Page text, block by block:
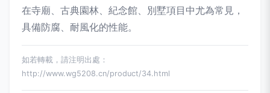
在寺廟、古典園林、紀念館、別墅項目中尤為常見，
具備防腐、耐風化的性能。
如若轉載，請注明出處：
http://www.wg5208.cn/product/34.html